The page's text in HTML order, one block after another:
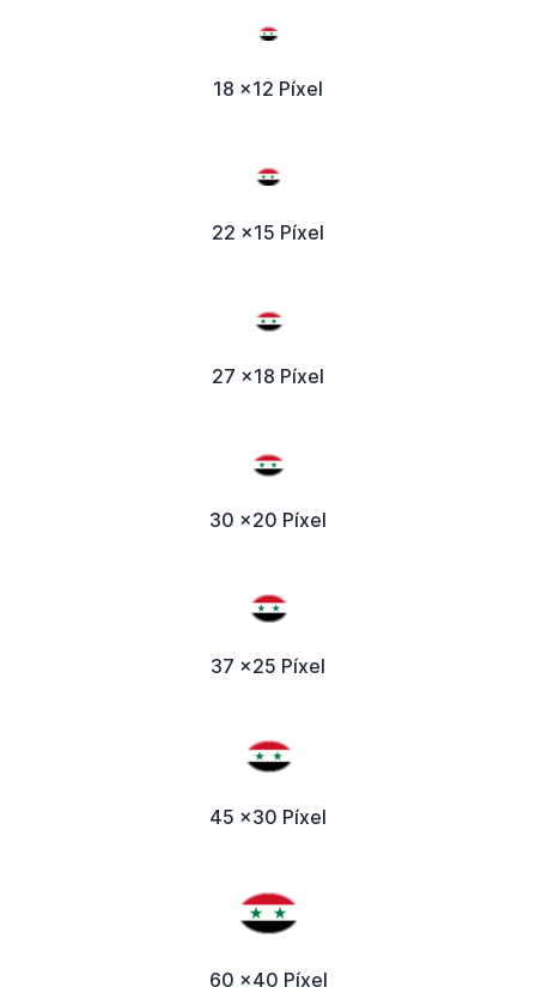
18 x12 Píxel
22 x15 Píxel
27 x18 Píxel
30 x20 Píxel
37 x25 Píxel
45 x30 Píxel
60 x40 Píxel